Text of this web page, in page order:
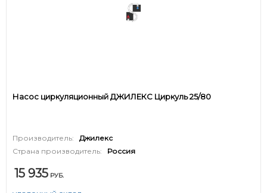
Насос циркуляционный ДЖИЛЕКС Циркуль 25/80
Производитель:
Джилекс
Страна производитель:
Россия
15 935 РУБ.